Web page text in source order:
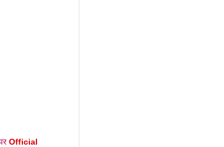
Official